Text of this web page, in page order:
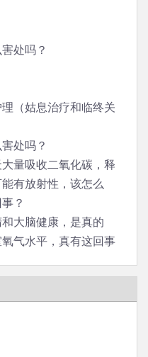
处吗？
（姑息治疗和临终关
处吗？
量吸收二氧化碳，释
是这样吗？
有放射性，该怎么
？
大脑健康，是真的
气水平，真有这回事